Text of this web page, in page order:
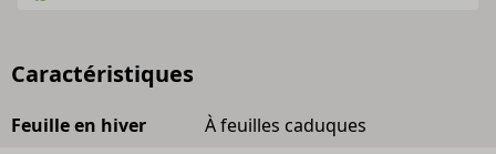
Caractéristiques
Feuille en hiver
À feuilles caduques